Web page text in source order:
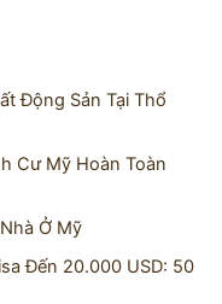
Động Sản Tại Thổ
Cư Mỹ Hoàn Toàn
Ở Mỹ
Đến 20.000 USD: 50